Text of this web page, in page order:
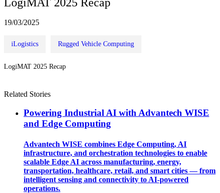
19/03/2025
iLogistics Rugged Vehicle Computing
LogiMAT 2025 Recap
Related Stories
Powering Industrial AI with Advantech WISE
and Edge Computing
Advantech WISE combines Edge Computing, AI
infrastructure, and orchestration technologies to enable
scalable Edge AI across manufacturing, energy,
transportation, healthcare, retail, and smart cities — from
intelligent sensing and connectivity to AI-powered
operations.